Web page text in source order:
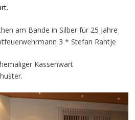
am Bande in Silber für 25 Jahre
3 * Stefan Rahtje
Kassenwart